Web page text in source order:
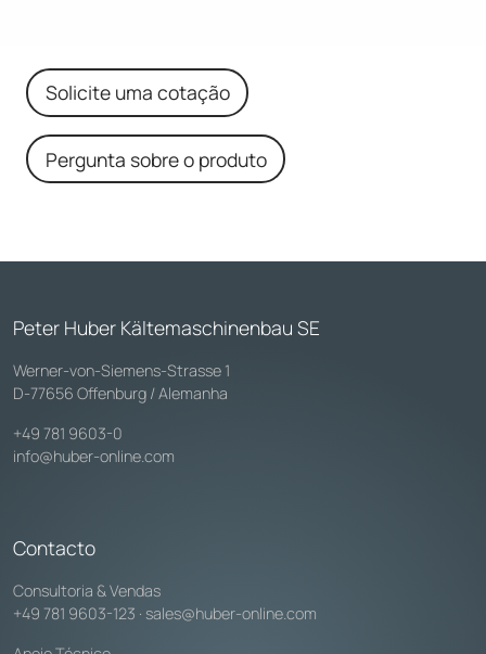
Solicite uma cotação
Pergunta sobre o produto
Peter Huber Kältemaschinenbau SE
Werner-von-Siemens-Strasse 1
D-77656 Offenburg / Alemanha
+49 781 9603-0
info@huber-online.com
Contacto
Consultoria & Vendas
+49 781 9603-123 · sales@huber-online.com